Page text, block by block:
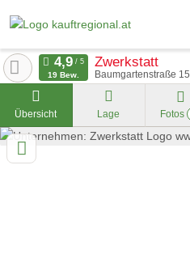
Zwerkstatt
Baumgartenstraße 15
19 Bew.
Übersicht Lage Fotos